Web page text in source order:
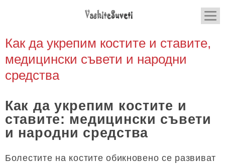
Как да укрепим костите и ставите,
медицински съвети и народни
средства
Как да укрепим костите и
ставите: медицински съвети
и народни средства
Болестите на костите обикновено се развиват